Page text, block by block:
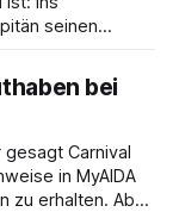
seinen
Koblenz
bei
gesagt Carnival
in MyAIDA
zu erhalten. Ab